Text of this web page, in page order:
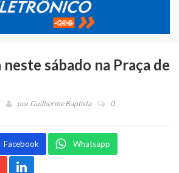
sábado na Praça de
porGuilherme Baptista 0
Facebook Whatsapp